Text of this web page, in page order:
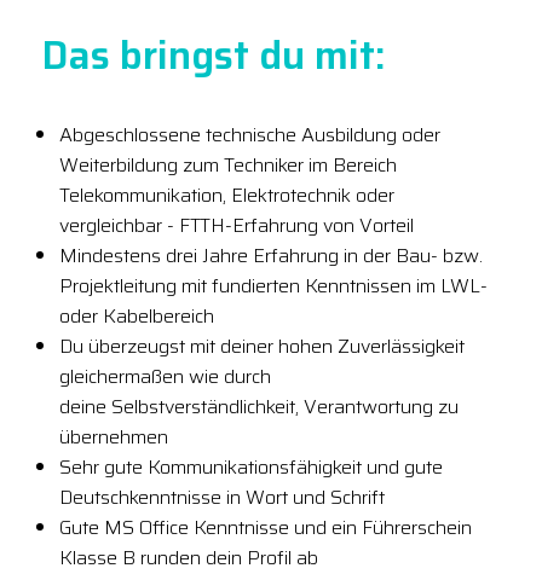
Das bringst du mit:
Abgeschlossene technische Ausbildung oder
Weiterbildung zum Techniker im Bereich
Telekommunikation, Elektrotechnik oder
vergleichbar - FTTH-Erfahrung von Vorteil
Mindestens drei Jahre Erfahrung in der Bau- bzw.
Projektleitung mit fundierten Kenntnissen im LWL-
oder Kabelbereich
Du überzeugst mit deiner hohen Zuverlässigkeit
gleichermaßen wie durch
deine Selbstverständlichkeit, Verantwortung zu
übernehmen
Sehr gute Kommunikationsfähigkeit und gute
Deutschkenntnisse in Wort und Schrift
Gute MS Office Kenntnisse und ein Führerschein
Klasse B runden dein Profil ab